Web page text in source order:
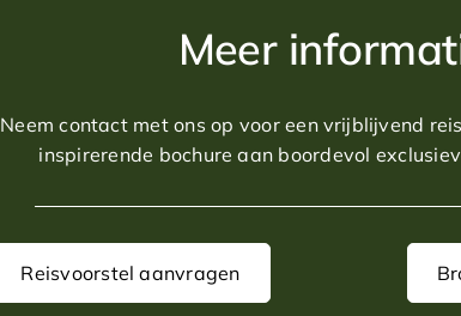
Meer
Neem contact met ons op voor een vrijblijvend
inspirerende bochure aan boordevol
Reisvoorstel aanvragen